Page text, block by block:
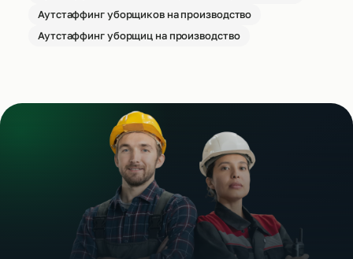
Аутстаффинг уборщиков на производство
Аутстаффинг уборщиц на производство